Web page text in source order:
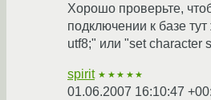
Хорошо проверьте,
подключении к базе
utf8;" или "set character
spirit ★★★★★
01.06.2007 16:10:47